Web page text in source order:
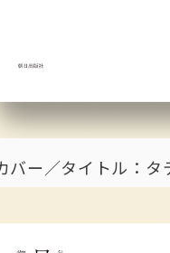
バー／タイトル：タ